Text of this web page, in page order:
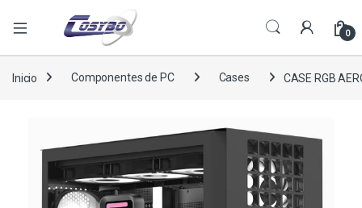
0
Inicio Componentes de PC Cases CASE RGB